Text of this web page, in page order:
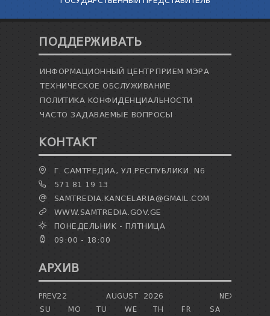
ПОДДЕРЖИВАТЬ
ИНФОРМАЦИОННЫЙ ЦЕНТРПРИЕМ МЭРА
ТЕХНИЧЕСКОЕ ОБСЛУЖИВАНИЕ
ПОЛИТИКА КОНФИДЕНЦИАЛЬНОСТИ
ЧАСТО ЗАДАВАЕМЫЕ ВОПРОСЫ
КОНТАКТ
Г. САМТРЕДИА, УЛ.РЕСПУБЛИКИ. N6
571 81 19 13
SAMTREDIA.KANCELARIA@GMAIL.COM
WWW.SAMTREDIA.GOV.GE
ПОНЕДЕЛЬНИК - ПЯТНИЦА
09:00 - 18:00
АРХИВ
PREV22 NEXT
AUGUST
2026
SU
MO TU WE TH FR
SA